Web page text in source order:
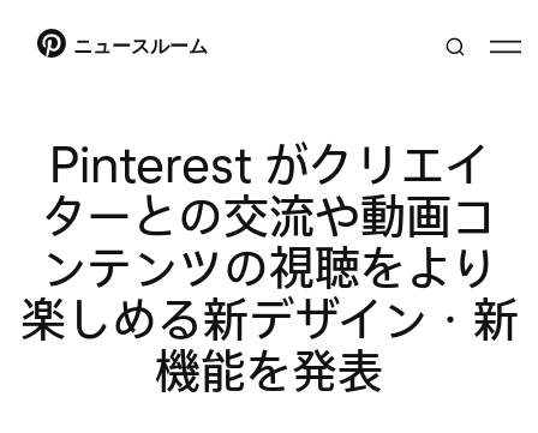
ニュースルーム
Pinterest がクリエイ
ターとの交流や動画コ
ンテンツの視聴をより
楽しめる新デザイン・新
機能を発表